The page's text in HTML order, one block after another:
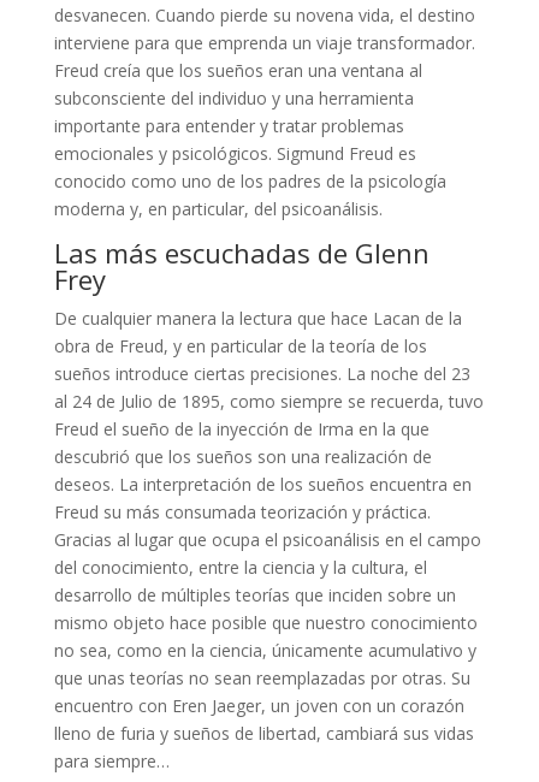
desvanecen. Cuando pierde su novena vida, el destino
interviene para que emprenda un viaje transformador.
Freud creía que los sueños eran una ventana al
subconsciente del individuo y una herramienta
importante para entender y tratar problemas
emocionales y psicológicos. Sigmund Freud es
conocido como uno de los padres de la psicología
moderna y, en particular, del psicoanálisis.
Las más escuchadas de Glenn
Frey
De cualquier manera la lectura que hace Lacan de la
obra de Freud, y en particular de la teoría de los
sueños introduce ciertas precisiones. La noche del 23
al 24 de Julio de 1895, como siempre se recuerda, tuvo
Freud el sueño de la inyección de Irma en la que
descubrió que los sueños son una realización de
deseos. La interpretación de los sueños encuentra en
Freud su más consumada teorización y práctica.
Gracias al lugar que ocupa el psicoanálisis en el campo
del conocimiento, entre la ciencia y la cultura, el
desarrollo de múltiples teorías que inciden sobre un
mismo objeto hace posible que nuestro conocimiento
no sea, como en la ciencia, únicamente acumulativo y
que unas teorías no sean reemplazadas por otras. Su
encuentro con Eren Jaeger, un joven con un corazón
lleno de furia y sueños de libertad, cambiará sus vidas
para siempre…